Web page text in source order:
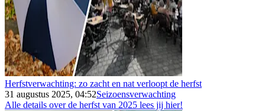
Herfstverwachting: zo zacht en nat verloopt de herfst
31 augustus 2025, 04:52Seizoensverwachting
Alle details over de herfst van 2025 lees jij hier!